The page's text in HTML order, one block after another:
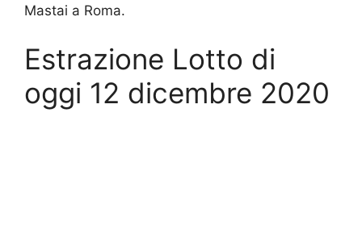
Mastai a Roma.
Estrazione Lotto di
oggi 12 dicembre 2020